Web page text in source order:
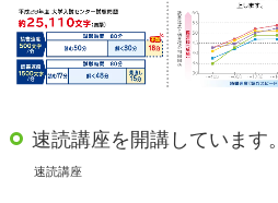
速読講座を開講しています。
速読講座